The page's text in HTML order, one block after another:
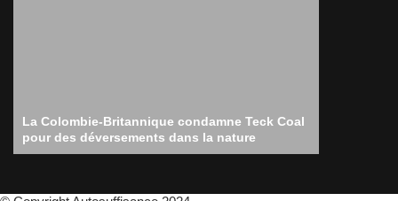
La Colombie-Britannique condamne Teck Coal
pour des déversements dans la nature